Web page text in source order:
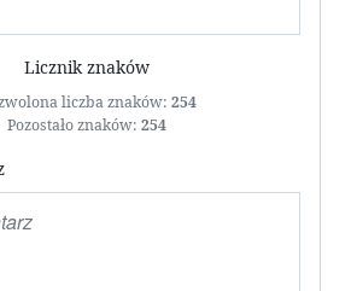
Licznik znaków
liczba znaków: 254
Pozostało znaków: 254